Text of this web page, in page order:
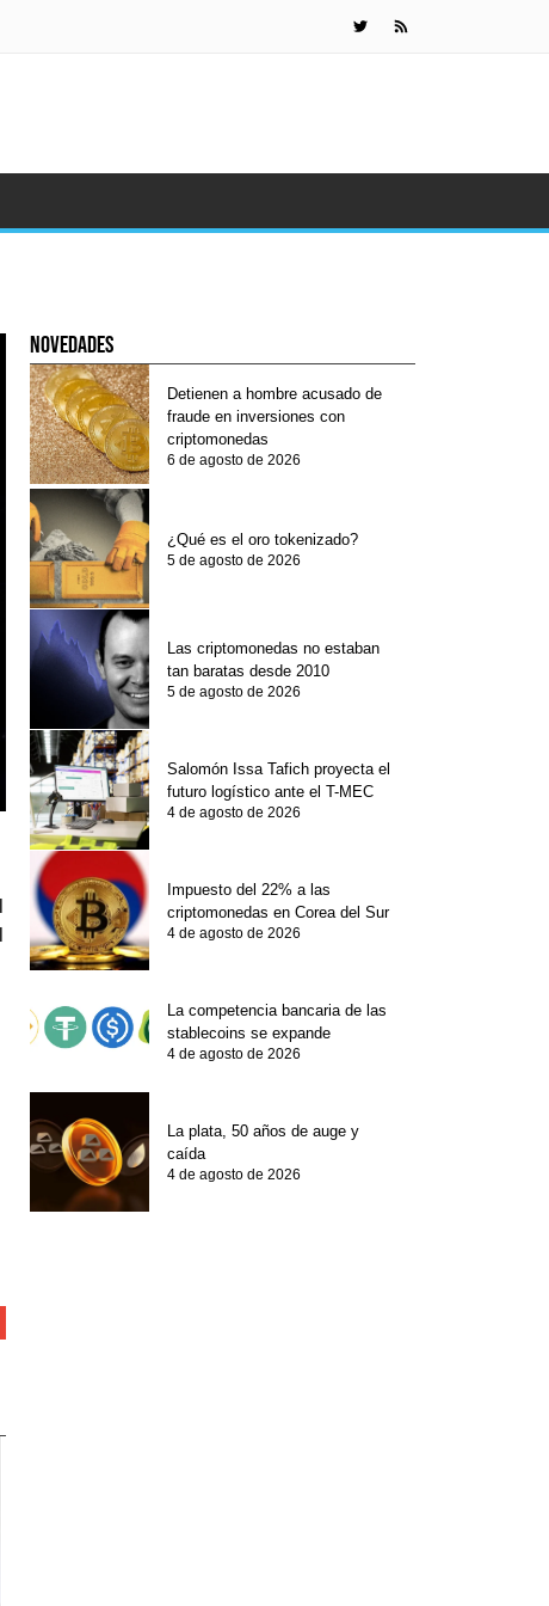
novedades
Detienen a hombre acusado de
fraude en inversiones con
criptomonedas
6 de agosto de 2026
¿Qué es el oro tokenizado?
5 de agosto de 2026
Las criptomonedas no estaban
tan baratas desde 2010
5 de agosto de 2026
Salomón Issa Tafich proyecta el
futuro logístico ante el T-MEC
4 de agosto de 2026
Impuesto del 22% a las
criptomonedas en Corea del Sur
4 de agosto de 2026
La competencia bancaria de las
stablecoins se expande
4 de agosto de 2026
La plata, 50 años de auge y
caída
4 de agosto de 2026